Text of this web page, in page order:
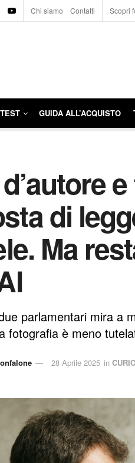
Chi siamo Contatti Scopri
TEST GUIDA ALL’ACQUISTO
di
Ma
parlamentari mira a
fotografia è meno
28 Aprile 2025 in